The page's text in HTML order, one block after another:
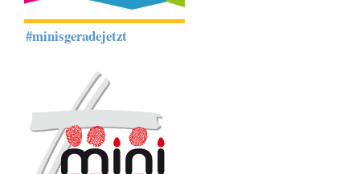
#minisgeradejetzt